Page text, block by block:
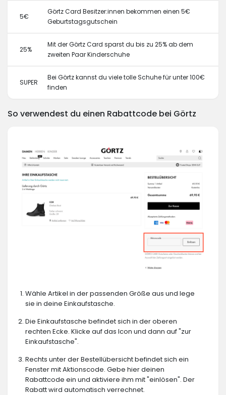
5€
Görtz Card Besitzer:innen bekommen einen 5€
Geburtstagsgutschein
25%
Mit der Görtz Card sparst du bis zu 25% ab dem
zweiten Paar Kinderschuhe
SUPER
Bei Görtz kannst du viele tolle Schuhe für unter 100€
finden
So verwendest du einen Rabattcode bei Görtz
Wähle Artikel in der passenden Größe aus und lege
sie in deine Einkaufstasche.
Die Einkaufstasche befindet sich in der oberen
rechten Ecke. Klicke auf das Icon und dann auf "zur
Einkaufstasche".
Rechts unter der Bestellübersicht befindet sich ein
Fenster mit Aktionscode. Gebe hier deinen
Rabattcode ein und aktiviere ihm mit "einlösen". Der
Rabatt wird automatisch verrechnet.